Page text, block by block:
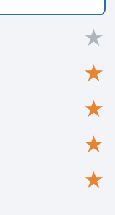
★
★
★
★
★